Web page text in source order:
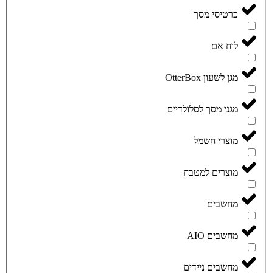
כרטיסי מסך
לוח אם
מגן לשעון OtterBox
מגני מסך לסלולריים
מוצרי חשמל
מוצרים למטבח
מחשבים
מחשבים AIO
מחשבים ניידים